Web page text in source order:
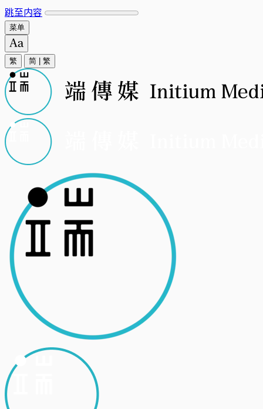
跳至内容
菜单
繁 简 繁